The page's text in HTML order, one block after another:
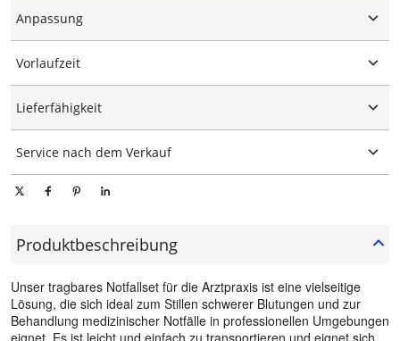
Anpassung
Maßgeschneiderte Verpackung
Vorlaufzeit
Lieferfähigkeit
Service nach dem Verkauf
Produktbeschreibung
Unser tragbares Notfallset für die Arztpraxis ist eine vielseitige
Lösung, die sich ideal zum Stillen schwerer Blutungen und zur
Behandlung medizinischer Notfälle in professionellen Umgebungen